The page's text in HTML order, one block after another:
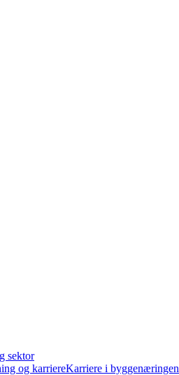
sektor
og karriereKarriere i byggenæringen